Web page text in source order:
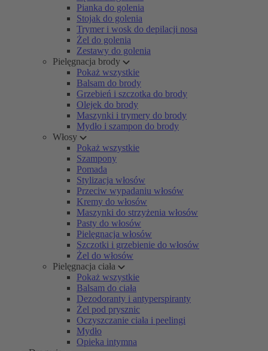
Pianka do golenia
Stojak do golenia
Trymer i wosk do depilacji nosa
Żel do golenia
Zestawy do golenia
Pielęgnacja brody
Pokaż wszystkie
Balsam do brody
Grzebień i szczotka do brody
Olejek do brody
Maszynki i trymery do brody
Mydło i szampon do brody
Włosy
Pokaż wszystkie
Szampony
Pomada
Stylizacja włosów
Przeciw wypadaniu włosów
Kremy do włosów
Maszynki do strzyżenia włosów
Pasty do włosów
Pielęgnacja włosów
Szczotki i grzebienie do włosów
Żel do włosów
Pielęgnacja ciała
Pokaż wszystkie
Balsam do ciała
Dezodoranty i antyperspiranty
Żel pod prysznic
Oczyszczanie ciała i peelingi
Mydło
Opieka intymna